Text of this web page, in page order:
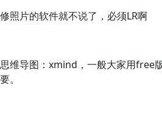
修照片的软件就不说了，必须LR啊
思维导图：xmind，一般大家用free
要。